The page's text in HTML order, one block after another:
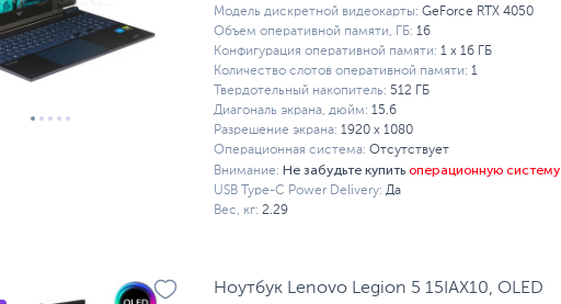
Модель дискретной видеокарты: GeForce RTX 4050
Объем оперативной памяти, ГБ: 16
Конфигурация оперативной памяти: 1 х 16 ГБ
Количество слотов оперативной памяти: 1
Твердотельный накопитель: 512 ГБ
Диагональ экрана, дюйм: 15.6
Разрешение экрана: 1920 x 1080
Операционная система: Отсутствует
Внимание: Не забудьте купить операционную систему
USB Type-C Power Delivery: Да
Вес, кг: 2.29
Ноутбук Lenovo Legion 5 15IAX10, OLED